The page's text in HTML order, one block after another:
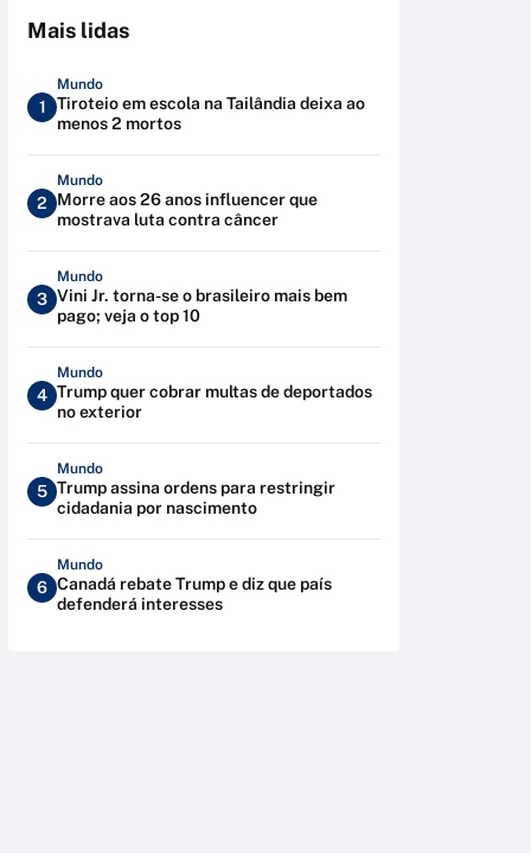
Mais lidas
1
Mundo
Tiroteio em escola na Tailândia deixa ao
menos 2 mortos
2
Mundo
Morre aos 26 anos influencer que
mostrava luta contra câncer
3
Mundo
Vini Jr. torna-se o brasileiro mais bem
pago; veja o top 10
4
Mundo
Trump quer cobrar multas de deportados
no exterior
5
Mundo
Trump assina ordens para restringir
cidadania por nascimento
6
Mundo
Canadá rebate Trump e diz que país
defenderá interesses